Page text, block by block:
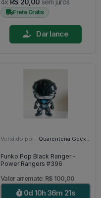
Frete Grátis
Dar lance
Vendido por: Quarentena Geek Store - SP
Funko Pop Black Ranger -
Power Rangers #396
Valor arremate: R$ 100,00
0d 10h 36m 19s